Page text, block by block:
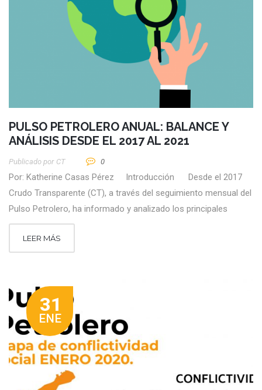
PULSO PETROLERO ANUAL: BALANCE Y
ANÁLISIS DESDE EL 2017 AL 2021
Publicado por CT 0
Por: Katherine Casas Pérez Introducción Desde el 2017
Crudo Transparente (CT), a través del seguimiento mensual del
Pulso Petrolero, ha informado y analizado los principales
LEER MÁS
31
ENE